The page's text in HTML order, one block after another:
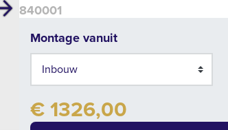
Volgende
840001
Montage vanuit
€ 1326,00